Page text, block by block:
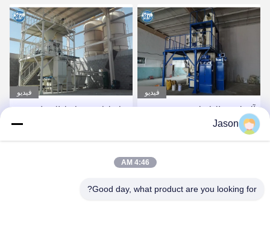
فيديو
آلة لخلط الأسمنت الرمال
خلط
احصل على أفضل سعر
فيديو
الجاف
Jason
4:46 AM
Good day, what product are you looking for?